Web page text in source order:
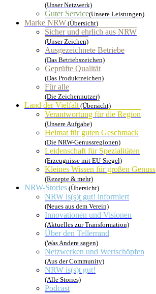
(Unser Netzwerk)
Guter Service(Unsere Leistungen)
Marke NRW (Übersicht)
Sicher und ehrlich aus NRW
(Unser Zeichen)
Ausgezeichnete Betriebe
(Das Betriebszeichen)
Geprüfte Qualität
(Das Produktzeichen)
Für alle
(Die Zeichennutzer)
Land der Vielfalt(Übersicht)
Verantwortung für die Region
(Unsere Aufgabe)
Heimat für guten Geschmack
(Die NRW-Genussregionen)
Leidenschaft für Spezialitäten
(Erzeugnisse mit EU-Siegel)
Kleines Wissen für großen Genuss
(Rezepte & mehr)
NRW-Stories (Übersicht)
NRW is(s)t gut! informiert
(Neues aus dem Verein)
Innovationen und Visionen
(Aktuelles zur Transformation)
Über den Tellerrand
(Was Andere sagen)
Netzwerken und Wertschöpfen
(Aus der Community)
NRW is(s)t gut!
(Alle Stories)
Podcast